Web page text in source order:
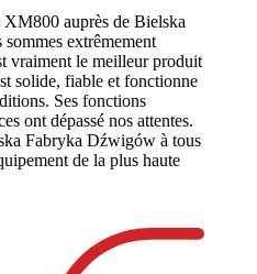
XM800 auprès de Bielska
extrêmement
vraiment le meilleur produit
solide, fiable et fonctionne
Ses fonctions
ont dépassé nos attentes.
Fabryka Dźwigów à tous
de la plus haute